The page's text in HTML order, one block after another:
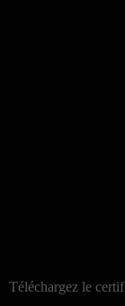
Téléchargez le